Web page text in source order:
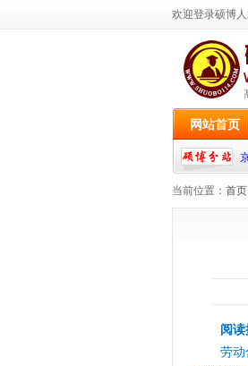
欢迎登录硕博
网站首页
当前位置： 首页
阅
劳动